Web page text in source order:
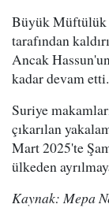
Büyük Müftülük
tarafından
Ancak
kadar devam etti.
Suriye
çıkarılan
Mart 2025'te
ülkeden
Kaynak: Mepa